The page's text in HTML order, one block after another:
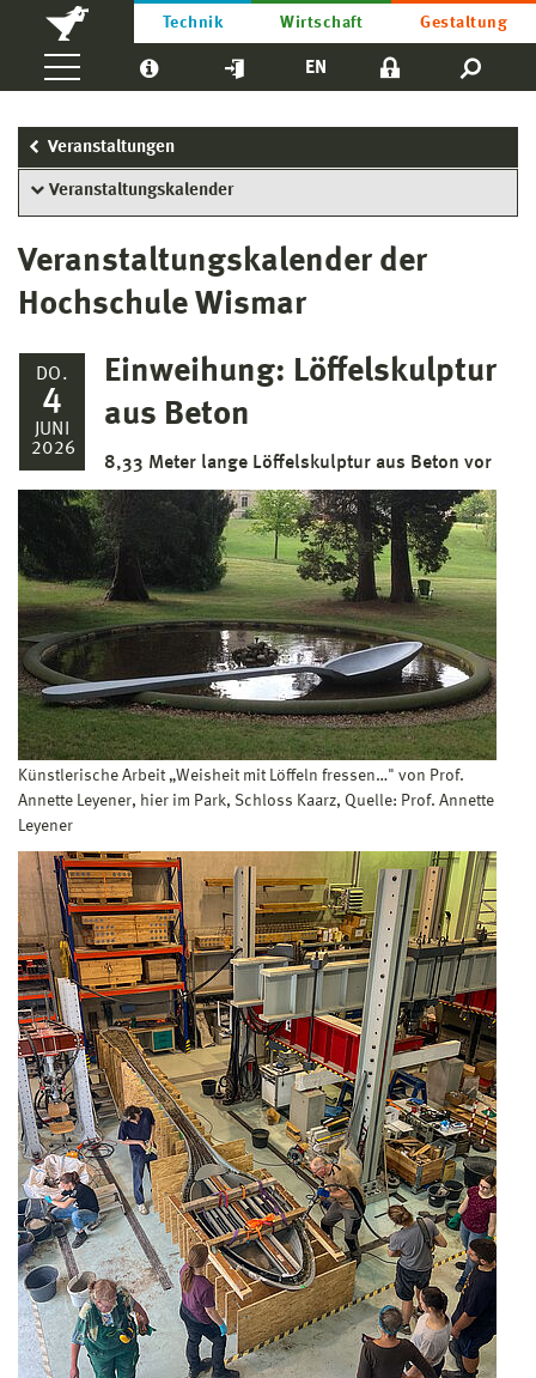
Technik Wirtschaft Gestaltung
EN
Veranstaltungen
Veranstaltungskalender
Veranstaltungskalender der
Hochschule Wismar
DO.
4
JUNI
2026
Einweihung: Löffelskulptur
aus Beton
Künstlerische Arbeit „Weisheit mit Löffeln fressen…" von Prof.
Annette Leyener, hier im Park, Schloss Kaarz, Quelle: Prof. Annette
Leyener
8,33 Meter lange Löffelskulptur aus Beton vor